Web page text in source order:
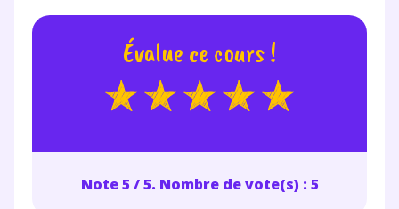
Évalue ce cours !
Note 5 / 5. Nombre de vote(s) : 5